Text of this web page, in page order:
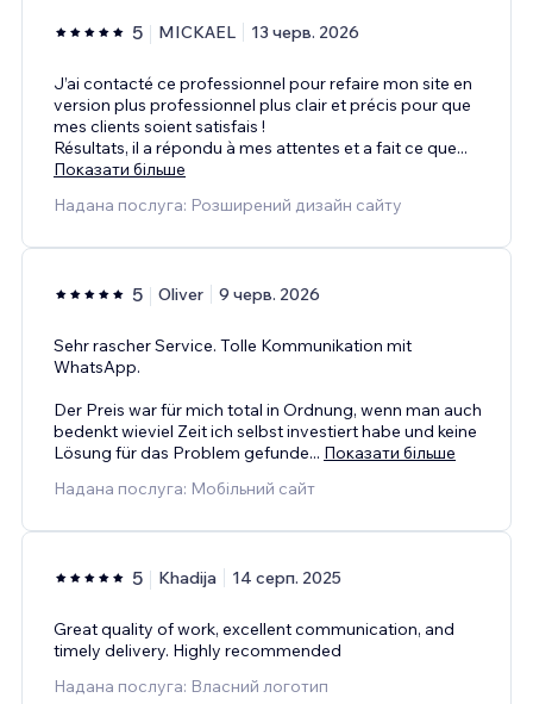
5 MICKAEL 13 черв. 2026
J’ai contacté ce professionnel pour refaire mon site en
version plus professionnel plus clair et précis pour que
mes clients soient satisfais !
Résultats, il a répondu à mes attentes et a fait ce que...
Показати більше
Надана послуга: Розширений дизайн сайту
5 Oliver 9 черв. 2026
Sehr rascher Service. Tolle Kommunikation mit
WhatsApp.
Der Preis war für mich total in Ordnung, wenn man auch
bedenkt wieviel Zeit ich selbst investiert habe und keine
Lösung für das Problem gefunde... Показати більше
Надана послуга: Мобільний сайт
5 Khadija 14 серп. 2025
Great quality of work, excellent communication, and
timely delivery. Highly recommended
Надана послуга: Власний логотип